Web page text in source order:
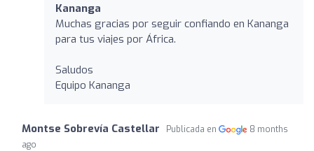
Kananga
Muchas gracias por seguir confiando en Kananga
para tus viajes por África.
Saludos
Equipo Kananga
Montse Sobrevía Castellar Publicada en
8 months
ago